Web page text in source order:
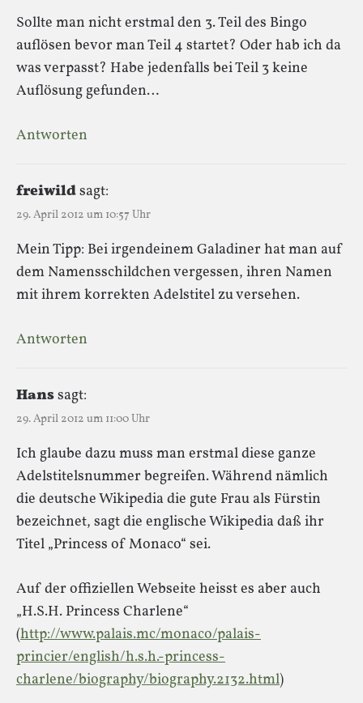
Sollte man nicht erstmal den 3. Teil des Bingo
auflösen bevor man Teil 4 startet? Oder hab ich da
was verpasst? Habe jedenfalls bei Teil 3 keine
Auflösung gefunden…
Antworten
freiwildsagt:
29. April 2012 um 10:57 Uhr
Mein Tipp: Bei irgendeinem Galadiner hat man auf
dem Namensschildchen vergessen, ihren Namen
mit ihrem korrekten Adelstitel zu versehen.
Antworten
Hanssagt:
29. April 2012 um 11:00 Uhr
Ich glaube dazu muss man erstmal diese ganze
Adelstitelsnummer begreifen. Während nämlich
die deutsche Wikipedia die gute Frau als Fürstin
bezeichnet, sagt die englische Wikipedia daß ihr
Titel „Princess of Monaco“ sei.
Auf der offiziellen Webseite heisst es aber auch
„H.S.H. Princess Charlene“
(http://www.palais.mc/monaco/palais-
princier/english/h.s.h.-princess-
charlene/biography/biography.2132.html)